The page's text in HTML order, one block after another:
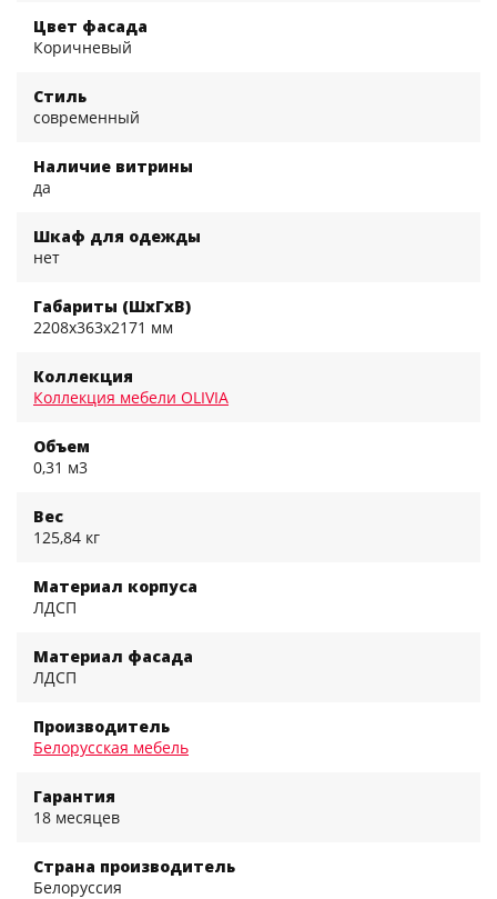
Цвет фасада
Коричневый
Стиль
современный
Наличие витрины
да
Шкаф для одежды
нет
Габариты (ШхГхВ)
2208x363x2171 мм
Коллекция
Коллекция мебели OLIVIA
Объем
0,31 м3
Вес
125,84 кг
Материал корпуса
ЛДСП
Материал фасада
ЛДСП
Производитель
Белорусская мебель
Гарантия
18 месяцев
Страна производитель
Белоруссия